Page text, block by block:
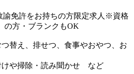
免許をお持ちの方限定求人※資格
の方・ブランクもOK
替え、排せつ、食事やおやつ、お
けや掃除・読み聞かせ など